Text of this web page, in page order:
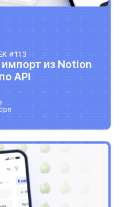
#113
импорт из Notion
API